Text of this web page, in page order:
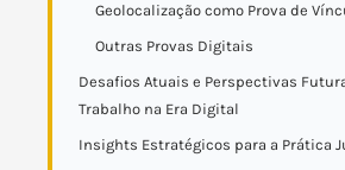
Geolocalização como Prova de
Outras Provas Digitais
Desafios Atuais e Perspectivas
Trabalho na Era Digital
Insights Estratégicos para a Prática